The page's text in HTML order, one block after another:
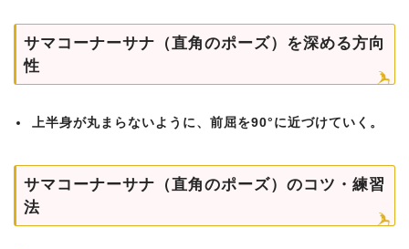
サマコーナーサナ（直角のポーズ）を深める方向
性
上半身が丸まらないように、前屈を90°に近づけていく。
サマコーナーサナ（直角のポーズ）のコツ・練習
法